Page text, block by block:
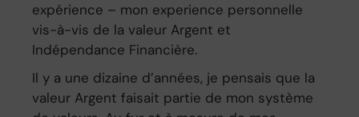
expérience – mon experience personnelle
vis-à-vis de la valeur Argent et
Indépendance Financière.
Il y a une dizaine d’années, je pensais que la
valeur Argent faisait partie de mon système